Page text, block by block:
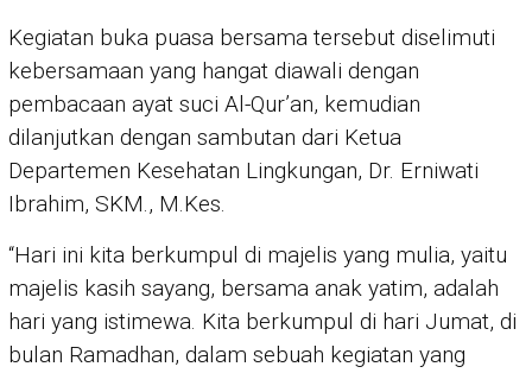
Kegiatan buka puasa bersama tersebut diselimuti
kebersamaan yang hangat diawali dengan
pembacaan ayat suci Al-Qur’an, kemudian
dilanjutkan dengan sambutan dari Ketua
Departemen Kesehatan Lingkungan, Dr. Erniwati
Ibrahim, SKM., M.Kes.
“Hari ini kita berkumpul di majelis yang mulia, yaitu
majelis kasih sayang, bersama anak yatim, adalah
hari yang istimewa. Kita berkumpul di hari Jumat, di
bulan Ramadhan, dalam sebuah kegiatan yang